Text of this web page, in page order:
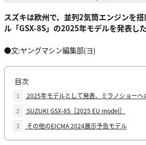
スズキは欧州で、並列2気筒エンジンを
ル「GSX-8S」の2025年モデルを発表した
●文:ヤングマシン編集部(ヨ)
目次
1
2025年モデルとして発表、ミラノショーへ
2
SUZUKI GSX-8S［2025 EU model］
3
その他のEICMA 2024展示予告モデル